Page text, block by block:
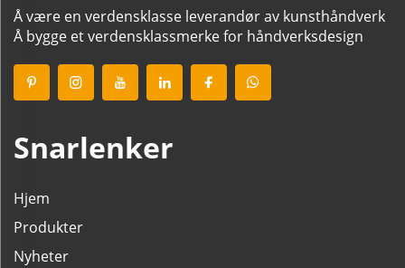
Å være en verdensklasse leverandør av kunsthåndverk
Å bygge et verdensklassmerke for håndverksdesign
Snarlenker
Hjem
Produkter
Nyheter